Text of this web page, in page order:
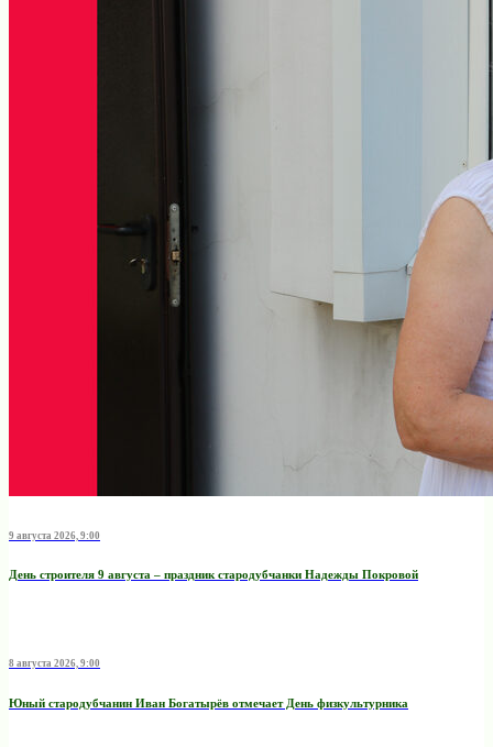
9 августа 2026, 9:00
День строителя 9 августа – праздник стародубчанки Надежды Покровой
8 августа 2026, 9:00
Юный стародубчанин Иван Богатырёв отмечает День физкультурника